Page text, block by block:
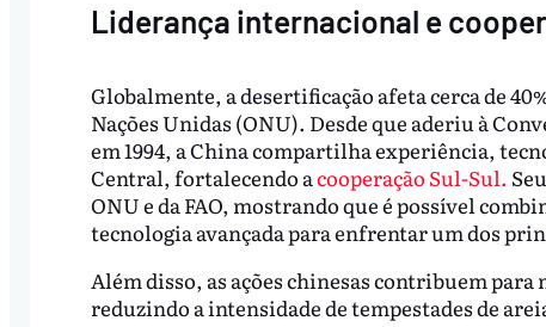
Liderança internacional e
Globalmente, a desertificação afeta cerca de
Nações Unidas (ONU). Desde que aderiu à
em 1994, a China compartilha experiência,
Central, fortalecendo acooperação Sul-Sul.
ONU e da FAO, mostrando que é possível
tecnologia avançada para enfrentar um dos
Além disso, as ações chinesas contribuem
reduzindo a intensidade de tempestades de